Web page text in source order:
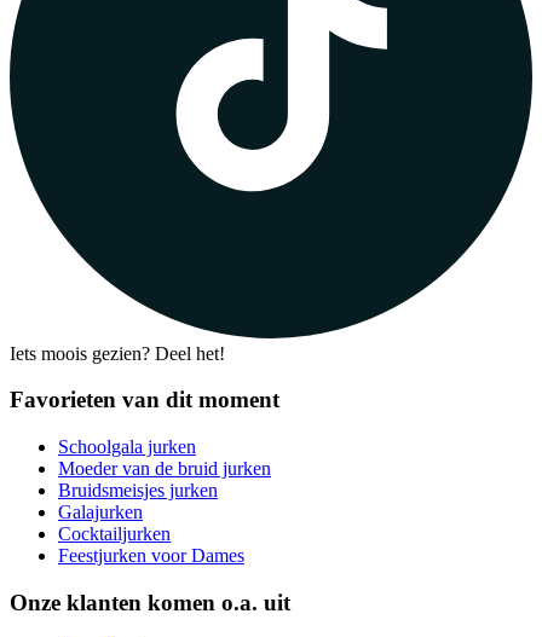
Iets moois gezien? Deel het!
Favorieten van dit moment
Schoolgala jurken
Moeder van de bruid jurken
Bruidsmeisjes jurken
Galajurken
Cocktailjurken
Feestjurken voor Dames
Onze klanten komen o.a. uit